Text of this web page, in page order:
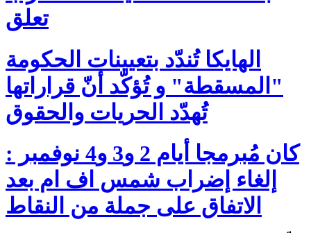
تعلق
الهايكا تُندّد بتعيينات الحكومة
"المسقطة" و تُؤكّد أنّ قراراتها
تُهدّد الحريات والحقوق
كان مُبرمجا أيام 2 و3 و4 نوفمبر :
إلغاء إضراب شمس اف ام بعد
الاتفاق على جملة من النقاط